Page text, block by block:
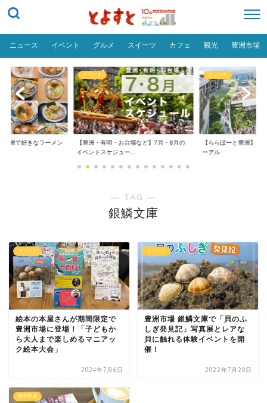
ニュース イベント グルメ スイーツ カフェ 観光 豊洲市場
イベント
【豊洲・有明・お台場など】7月・8月の
ニュース
【ららぽーと豊洲】2026年大規模リニュ
― TAG ―
銀鱗文庫
イベント
絵本の本屋さんが期間限定で
豊洲市場に登場！「子どもか
ら大人まで楽しめるマニアッ
ク絵本大会」
2024年7月6日
イベント
豊洲市場 銀鱗文庫で「貝のふ
しぎ発見記」写真展とレアな
貝に触れる体験イベントを開
催！
2022年7月20日
豊洲市場